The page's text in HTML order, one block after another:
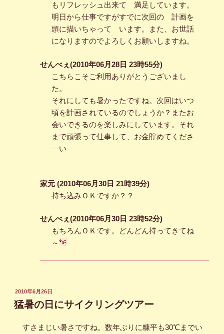
もリフレッシュ出来て 満足しています。
明日から仕事ですがすでに次回の 計画を
頭に描いちゃって います。また、お世話
になりますのでよろしくお願いしますね。
せんべぇ(2010年06月28日 23時55分)
こちらこそご利用ありがとうございまし
た。
それにしても暑かったですね。次回はいつ
頃を計画されているのでしょうか？またお
会いできるのを楽しみにしています。それ
まで頑張って仕事して、お金貯めてくださ
―い
家元 (2010年06月30日 21時39分)
持ち込みＯＫですか？？
せんべぇ(2010年06月30日 23時52分)
もちろんＯＫです。どんどん持ってきてね
～
投
稿
日:
2010年6月26日
猛暑の日にサイクリングツアー
すさまじい暑さですね。数年ぶりに糠平も30℃までい